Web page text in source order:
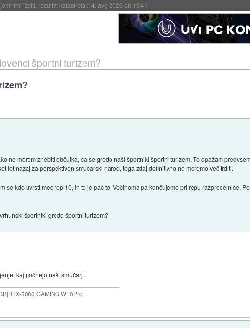
za večkratno uporabo::4. avg 2026 ob 19:41
športni turizem?
ne morem znebiti občutka, da se gredo naši športniki športni turizem. To opažam
let nazaj za perspektiven smučarski narod, tega zdaj definitivno ne moremo več trditi.
se kdo uvrsti med top 10, in to je pač to. Večinoma pa končujemo pri repu razpredelnice.
športniki gredo športni turizem?
kaj počnejo naši smučarji.
5080 GAMING|W10Pro